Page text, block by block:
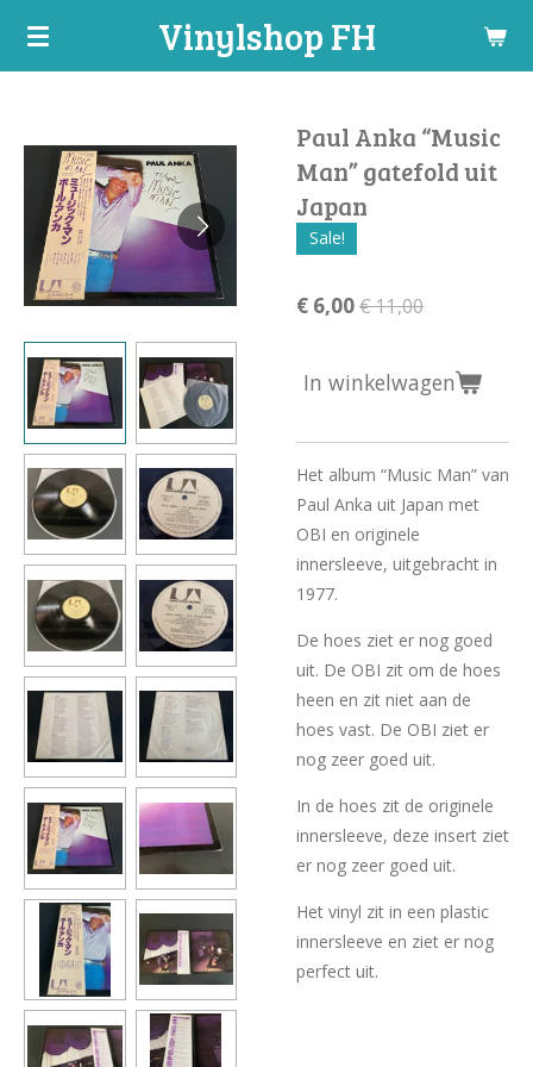
Ga
hoofdinhoud
Vinylshop FH
Paul Anka “Music
Man” gatefold uit
Japan
Sale!
€ 6,00€ 11,00
In winkelwagen
Het album “Music Man” van
Paul Anka uit Japan met
OBI en originele
innersleeve, uitgebracht in
1977.
De hoes ziet er nog goed
uit. De OBI zit om de hoes
heen en zit niet aan de
hoes vast. De OBI ziet er
nog zeer goed uit.
In de hoes zit de originele
innersleeve, deze insert ziet
er nog zeer goed uit.
Het vinyl zit in een plastic
innersleeve en ziet er nog
perfect uit.